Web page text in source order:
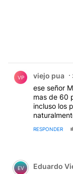
VP viejo pua
ese señor
mas de 60
incluso los
RESPONDER
Comentario de
EV Eduardo